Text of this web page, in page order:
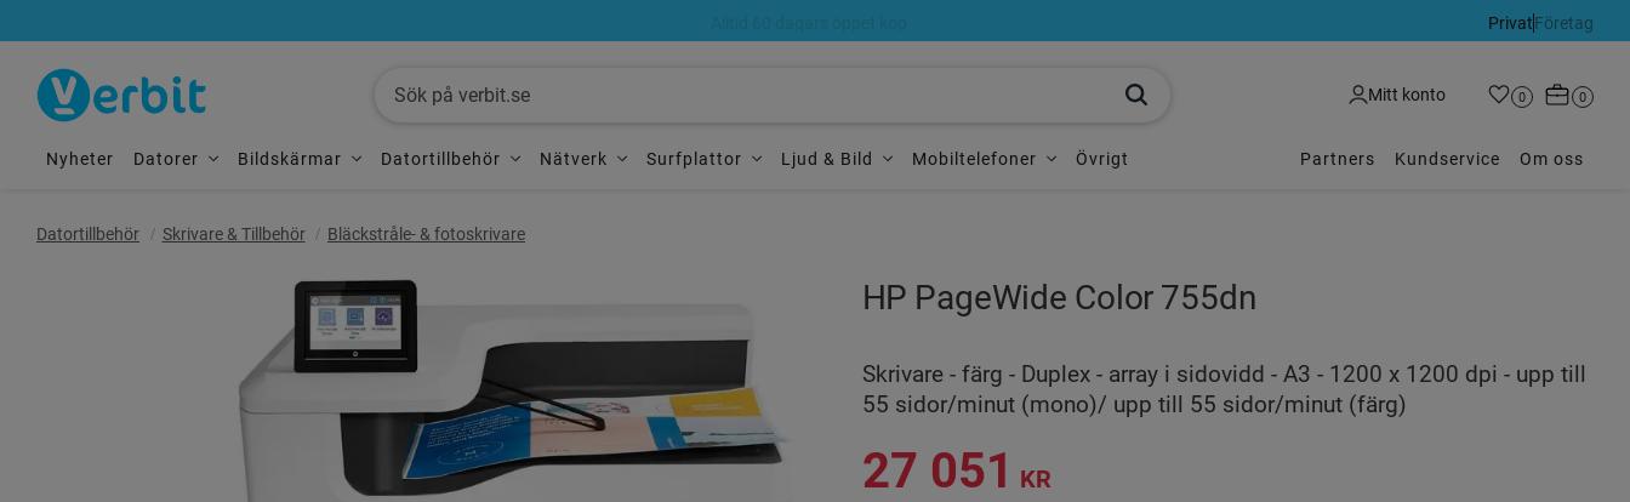
PrivatFöretag
Mitt konto Favoriter
Antal favoriter:
0
Antal
0
Nyheter Datorer Bildskärmar Datortillbehör Nätverk Surfplattor Ljud & Bild Mobiltelefoner Övrigt Partners Kundservice Om oss
Datortillbehör Skrivare & Tillbehör Bläckstråle- & fotoskrivare
HP PageWide Color 755dn
Skrivare - färg - Duplex - array i sidovidd - A3 - 1200 x 1200 dpi - upp till
55 sidor/minut (mono)/ upp till 55 sidor/minut (färg)
27 051 KR